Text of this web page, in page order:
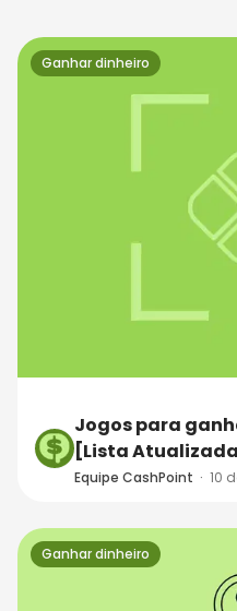
Ganhar dinheiro
Jogos para
[Lista
Equipe CashPoint · 10
Ganhar dinheiro